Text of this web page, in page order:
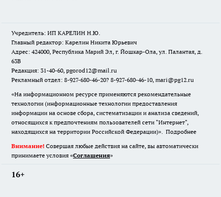
Учредитель: ИП КАРЕЛИН Н.Ю.
Главный редактор: Карелин Никита Юрьевич
Адрес: 424000, Республика Марий Эл, г. Йошкар-Ола, ул. Палантая, д.
63В
Редакция: 31-40-60, pgorod12@mail.ru
Рекламный отдел: 8-927-680-46-20? 8-927-680-46-10, mari@pg12.ru
«На информационном ресурсе применяются рекомендательные
технологии (информационные технологии предоставления
информации на основе сбора, систематизации и анализа сведений,
относящихся к предпочтениям пользователей сети "Интернет",
находящихся на территории Российской Федерации)». Подробнее
Внимание! Совершая любые действия на сайте, вы автоматически
принимаете условия «Cоглашения»
16+